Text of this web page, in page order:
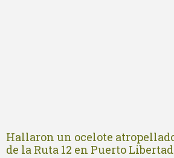
Hallaron un ocelote
de la Ruta 12 en Puerto Libertad